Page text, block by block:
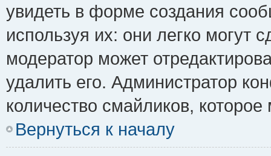
увидеть в форме создания
используя их: они легко могут
модератор может
удалить его. Администратор
количество смайликов,
Вернуться к началу